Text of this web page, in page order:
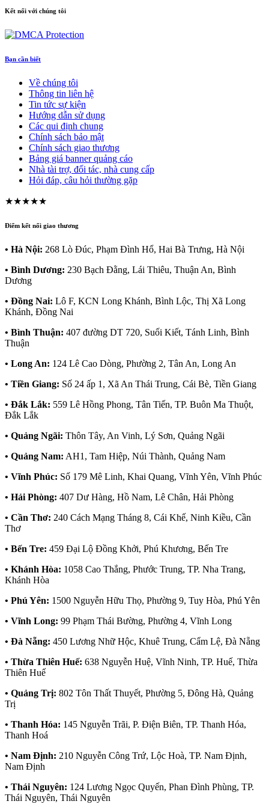
Kết nối với chúng tôi
Bạn cần biết
Về chúng tôi
Thông tin liên hệ
Tin tức sự kiện
Hướng dẫn sử dụng
Các qui định chung
Chính sách bảo mật
Chính sách giao thương
Bảng giá banner quảng cáo
Nhà tài trợ, đối tác, nhà cung cấp
Hỏi đáp, câu hỏi thường gặp
★★★★★
Điểm kết nối giao thương
• Hà Nội: 268 Lò Đúc, Phạm Đình Hổ, Hai Bà Trưng, Hà Nội
• Bình Dương: 230 Bạch Đằng, Lái Thiêu, Thuận An, Bình
Dương
• Đồng Nai: Lô F, KCN Long Khánh, Bình Lộc, Thị Xã Long
Khánh, Đồng Nai
• Bình Thuận: 407 đường DT 720, Suối Kiết, Tánh Linh, Bình
Thuận
• Long An: 124 Lê Cao Dòng, Phường 2, Tân An, Long An
• Tiền Giang: Số 24 ấp 1, Xã An Thái Trung, Cái Bè, Tiền Giang
• Đắk Lắk: 559 Lê Hồng Phong, Tân Tiến, TP. Buôn Ma Thuột,
Đắk Lắk
• Quảng Ngãi: Thôn Tây, An Vinh, Lý Sơn, Quảng Ngãi
• Quảng Nam: AH1, Tam Hiệp, Núi Thành, Quảng Nam
• Vĩnh Phúc: Số 179 Mê Linh, Khai Quang, Vĩnh Yên, Vĩnh Phúc
• Hải Phòng: 407 Dư Hàng, Hồ Nam, Lê Chân, Hải Phòng
• Cần Thơ: 240 Cách Mạng Tháng 8, Cái Khế, Ninh Kiều, Cần
Thơ
• Bến Tre: 459 Đại Lộ Đồng Khởi, Phú Khương, Bến Tre
• Khánh Hòa: 1058 Cao Thắng, Phước Trung, TP. Nha Trang,
Khánh Hòa
• Phú Yên: 1500 Nguyễn Hữu Thọ, Phường 9, Tuy Hòa, Phú Yên
• Vĩnh Long: 99 Phạm Thái Bường, Phường 4, Vĩnh Long
• Đà Nẵng: 450 Lương Nhữ Hộc, Khuê Trung, Cẩm Lệ, Đà Nẵng
• Thừa Thiên Huế: 638 Nguyễn Huệ, Vĩnh Ninh, TP. Huế, Thừa
Thiên Huế
• Quảng Trị: 802 Tôn Thất Thuyết, Phường 5, Đông Hà, Quảng
Trị
• Thanh Hóa: 145 Nguyễn Trãi, P. Điện Biên, TP. Thanh Hóa,
Thanh Hoá
• Nam Định: 210 Nguyễn Công Trứ, Lộc Hoà, TP. Nam Định,
Nam Định
• Thái Nguyên: 124 Lương Ngọc Quyến, Phan Đình Phùng, TP.
Thái Nguyên, Thái Nguyên